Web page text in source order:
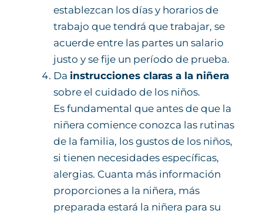
establezcan los días y horarios de
trabajo que tendrá que trabajar, se
acuerde entre las partes un salario
justo y se fije un período de prueba.
Da instrucciones claras a la niñera
sobre el cuidado de los niños.
Es fundamental que antes de que la
niñera comience conozca las rutinas
de la familia, los gustos de los niños,
si tienen necesidades específicas,
alergias. Cuanta más información
proporciones a la niñera, más
preparada estará la niñera para su